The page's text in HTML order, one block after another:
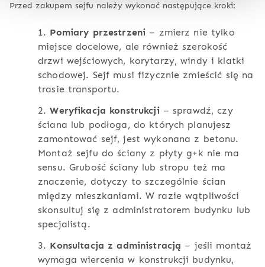
Przed zakupem sejfu należy wykonać następujące kroki:
1. Pomiary przestrzeni – zmierz nie tylko
miejsce docelowe, ale również szerokość
drzwi wejściowych, korytarzy, windy i klatki
schodowej. Sejf musi fizycznie zmieścić się na
trasie transportu.
2. Weryfikacja konstrukcji– sprawdź, czy
ściana lub podłoga, do których planujesz
zamontować sejf, jest wykonana z betonu.
Montaż sejfu do ściany z płyty g+k nie ma
sensu. Grubość ściany lub stropu też ma
znaczenie, dotyczy to szczególnie ścian
między mieszkaniami. W razie wątpliwości
skonsultuj się z administratorem budynku lub
specjalistą.
3. Konsultacja z administracją – jeśli montaż
wymaga wiercenia w konstrukcji budynku,